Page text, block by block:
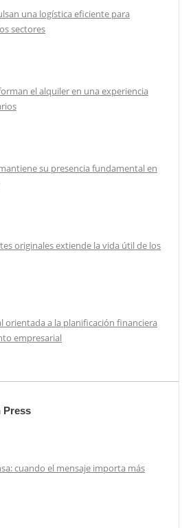
una logística eficiente para
sectores
el alquiler en una experiencia
su presencia fundamental en
originales extiende la vida útil de los
orientada a la planificación financiera
empresarial
Press
cuando el mensaje importa más